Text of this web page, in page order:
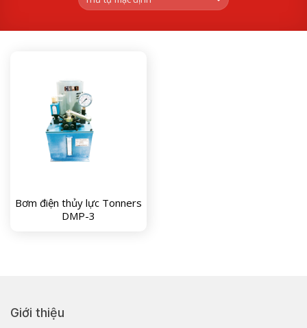
Bơm điện thủy lực Tonners
DMP-3
Giới thiệu